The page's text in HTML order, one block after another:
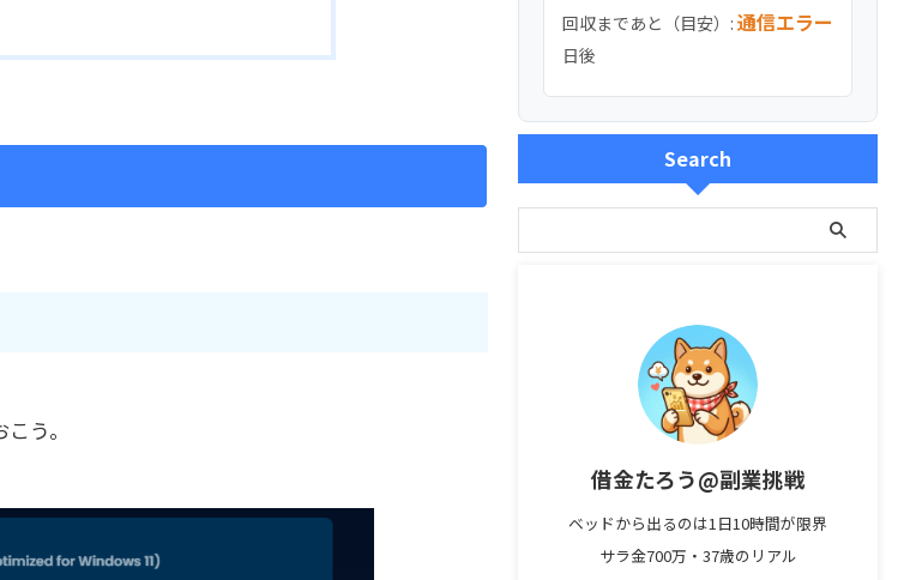
う。
回収まであと（目安）: 通信エラー
日後
Search
借金たろう@副業挑戦
ベッドから出るのは1日10時間が限界
サラ金700万・37歳のリアル